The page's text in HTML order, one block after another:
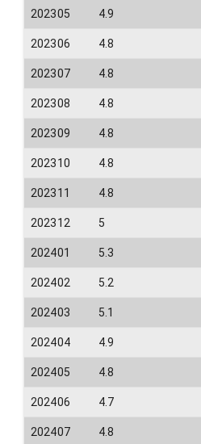
202305 4.9
202306 4.8
202307 4.8
202308 4.8
202309 4.8
202310 4.8
202311 4.8
202312 5
202401 5.3
202402 5.2
202403 5.1
202404 4.9
202405 4.8
202406 4.7
202407 4.8